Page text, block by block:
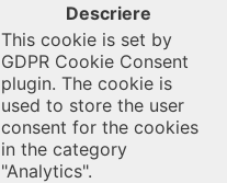
Descriere
This cookie is set by
GDPR Cookie Consent
plugin. The cookie is
used to store the user
consent for the cookies
in the category
"Analytics".